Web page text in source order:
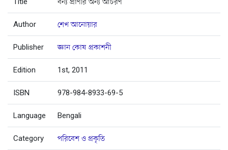
Author শেখ আনোয়ার
Publisher জ্ঞান কোষ প্রকাশনী
Edition 1st, 2011
ISBN 978-984-8933-69-5
Language Bengali
Category পরিবেশ ও প্রকৃতি